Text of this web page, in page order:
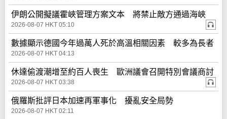
伊朗公開擬議霍峽管理方案文本 將禁止敵方通過海峽
2026-08-07 HKT 05:10
數據顯示德國今年過萬人死於高溫相關因素 較多為長者
2026-08-07 HKT 04:13
休達偷渡潮增至約百人喪生 歐洲議會召開特別會議商討
2026-08-07 HKT 03:38
俄羅斯批評日本加速再軍事化 擾亂安全局勢
2026-08-07 HKT 02:11